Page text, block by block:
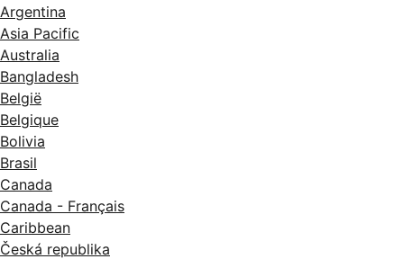
Argentina
Asia Pacific
Australia
Bangladesh
België
Belgique
Bolivia
Brasil
Canada
Canada - Français
Caribbean
Česká republika